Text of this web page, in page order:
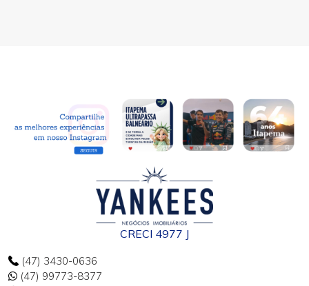
CRECI 4977 J
(47) 3430-0636
(47) 99773-8377